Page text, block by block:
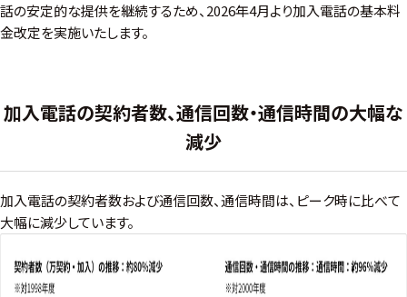
話の安定的な提供を継続するため、2026年4月より加入電話の基本料
金改定を実施いたします。
加入電話の契約者数、通信回数・通信時間の大幅な
減少
加入電話の契約者数および通信回数、通信時間は、ピーク時に比べて
大幅に減少しています。